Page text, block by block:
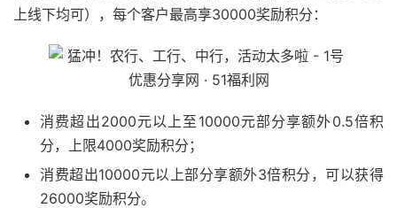
上线下均可），每个客户最高享30000奖励积分：
消费超出2000元以上至10000元部分享额外0.5倍积
分，上限4000奖励积分；
消费超出10000元以上部分享额外3倍积分，可以获得
26000奖励积分。